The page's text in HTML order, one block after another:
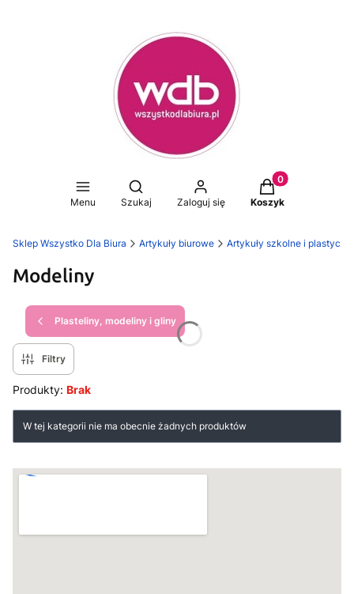
Menu
Otwórz wyszukiwarkę
Szukaj Zaloguj się
Produkty w
Koszyk
Sklep Wszystko Dla Biura Artykuły biurowe Artykuły szkolne i
Modeliny
Plasteliny, modeliny i gliny
Filtry
Produkty: Brak
Lista produktów
W tej kategorii nie ma obecnie żadnych produktów